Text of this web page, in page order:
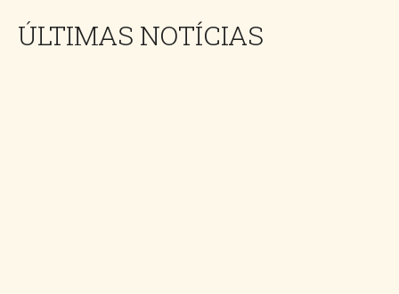
ÚLTIMAS NOTÍCIAS